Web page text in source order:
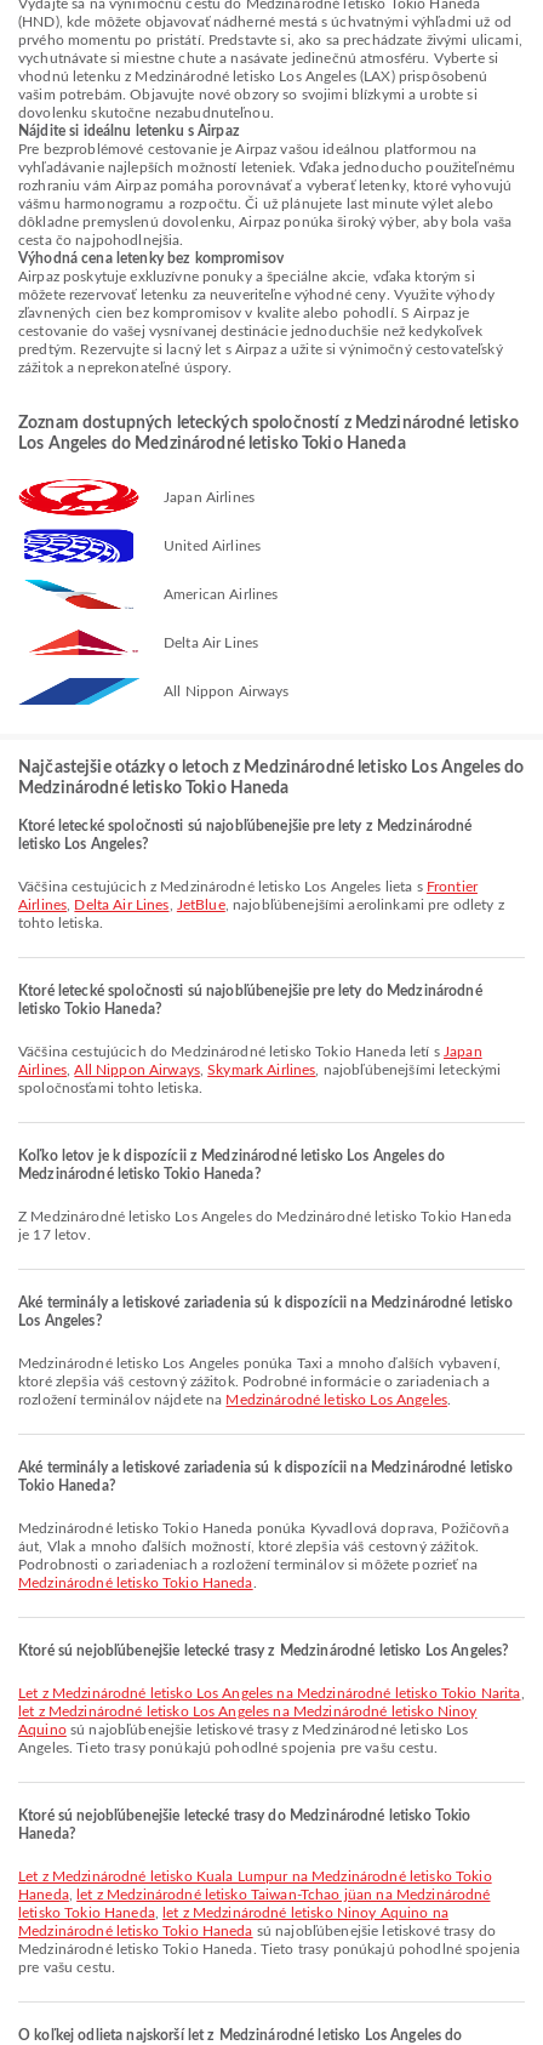
Vydajte sa na výnimočnú cestu do Medzinárodné letisko Tokio Haneda
(HND), kde môžete objavovať nádherné mestá s úchvatnými výhľadmi už od
prvého momentu po pristátí. Predstavte si, ako sa prechádzate živými ulicami,
vychutnávate si miestne chute a nasávate jedinečnú atmosféru. Vyberte si
vhodnú letenku z Medzinárodné letisko Los Angeles (LAX) prispôsobenú
vašim potrebám. Objavujte nové obzory so svojimi blízkymi a urobte si
dovolenku skutočne nezabudnuteľnou.
Nájdite si ideálnu letenku s Airpaz
Pre bezproblémové cestovanie je Airpaz vašou ideálnou platformou na
vyhľadávanie najlepších možností leteniek. Vďaka jednoducho použiteľnému
rozhraniu vám Airpaz pomáha porovnávať a vyberať letenky, ktoré vyhovujú
vášmu harmonogramu a rozpočtu. Či už plánujete last minute výlet alebo
dôkladne premyslenú dovolenku, Airpaz ponúka široký výber, aby bola vaša
cesta čo najpohodlnejšia.
Výhodná cena letenky bez kompromisov
Airpaz poskytuje exkluzívne ponuky a špeciálne akcie, vďaka ktorým si
môžete rezervovať letenku za neuveriteľne výhodné ceny. Využite výhody
zľavnených cien bez kompromisov v kvalite alebo pohodlí. S Airpaz je
cestovanie do vašej vysnívanej destinácie jednoduchšie než kedykoľvek
predtým. Rezervujte si lacný let s Airpaz a užite si výnimočný cestovateľský
zážitok a neprekonateľné úspory.
Zoznam dostupných leteckých spoločností z Medzinárodné letisko
Los Angeles do Medzinárodné letisko Tokio Haneda
Japan Airlines
United Airlines
American Airlines
Delta Air Lines
All Nippon Airways
Najčastejšie otázky o letoch z Medzinárodné letisko Los Angeles do
Medzinárodné letisko Tokio Haneda
Ktoré letecké spoločnosti sú najobľúbenejšie pre lety z Medzinárodné
letisko Los Angeles?
Väčšina cestujúcich z Medzinárodné letisko Los Angeles lieta s Frontier
Airlines Delta Air Lines JetBlue, najobľúbenejšími aerolinkami pre odlety z
tohto letiska.
Ktoré letecké spoločnosti sú najobľúbenejšie pre lety do Medzinárodné
letisko Tokio Haneda?
Väčšina cestujúcich do Medzinárodné letisko Tokio Haneda letí s Japan
Airlines ,All Nippon Airways,Skymark Airlines , najobľúbenejšími leteckými
spoločnosťami tohto letiska.
Koľko letov je k dispozícii z Medzinárodné letisko Los Angeles do
Medzinárodné letisko Tokio Haneda?
Z Medzinárodné letisko Los Angeles do Medzinárodné letisko Tokio Haneda
je 17 letov.
Aké terminály a letiskové zariadenia sú k dispozícii na Medzinárodné letisko
Los Angeles?
Medzinárodné letisko Los Angeles ponúka Taxi a mnoho ďalších vybavení,
ktoré zlepšia váš cestovný zážitok. Podrobné informácie o zariadeniach a
rozložení terminálov nájdete na Medzinárodné letisko Los Angeles.
Aké terminály a letiskové zariadenia sú k dispozícii na Medzinárodné letisko
Tokio Haneda?
Medzinárodné letisko Tokio Haneda ponúka Kyvadlová doprava, Požičovňa
áut, Vlak a mnoho ďalších možností, ktoré zlepšia váš cestovný zážitok.
Podrobnosti o zariadeniach a rozložení terminálov si môžete pozrieť na
Medzinárodné letisko Tokio Haneda
Ktoré sú nejobľúbenejšie letecké trasy z Medzinárodné letisko Los Angeles?
let z Medzinárodné letisko Los Angeles na Medzinárodné letisko Tokio Narita
let z Medzinárodné letisko Los Angeles na Medzinárodné letisko Ninoy
Aquinosú najobľúbenejšie letiskové trasy z Medzinárodné letisko Los
Angeles. Tieto trasy ponúkajú pohodlné spojenia pre vašu cestu.
Ktoré sú nejobľúbenejšie letecké trasy do Medzinárodné letisko Tokio
Haneda?
let z Medzinárodné letisko Kuala Lumpur na Medzinárodné letisko Tokio
Haneda,
let z Medzinárodné letisko Taiwan-Tchao jüan na Medzinárodné
letisko Tokio Haneda,
let z Medzinárodné letisko Ninoy Aquino na
Medzinárodné letisko Tokio Haneda sú najobľúbenejšie letiskové trasy do
Medzinárodné letisko Tokio Haneda. Tieto trasy ponúkajú pohodlné spojenia
pre vašu cestu.
O koľkej odlieta najskorší let z Medzinárodné letisko Los Angeles do